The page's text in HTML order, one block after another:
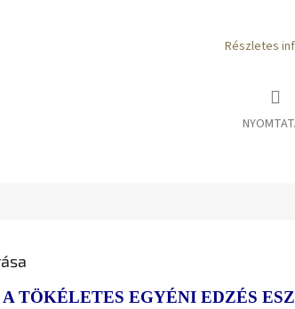
Részletes
TÖKÉLETES EGYÉNI EDZÉS